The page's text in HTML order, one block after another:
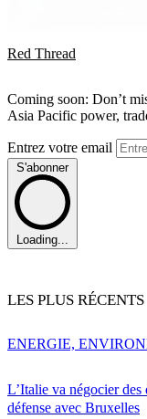
Red Thread
Coming soon: Don’t
Asia Pacific power,
Entrez votre email
S'abonner
Loading...
LES PLUS RÉCENTS
L’Italie va négocier des
défense avec Bruxelles
ENERGIE,